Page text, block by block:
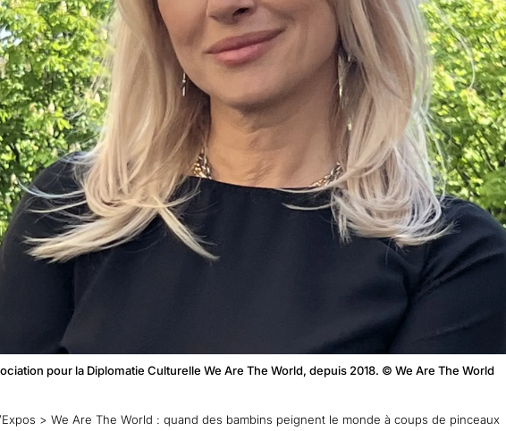
pour la Diplomatie Culturelle We Are The World, depuis 2018. © We Are The World
> We Are The World : quand des bambins peignent le monde à coups de pinceaux